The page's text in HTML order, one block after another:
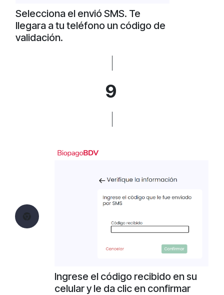
Selecciona el envió SMS. Te
llegara a tu teléfono un código de
validación.
9
Ingrese el código recibido en su
celular y le da clic en confirmar